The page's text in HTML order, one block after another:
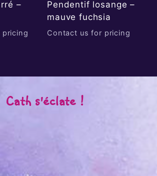
–
pricing
Pendentif losange –
mauve fuchsia
Contact us for pricing
Cath s'éclate !